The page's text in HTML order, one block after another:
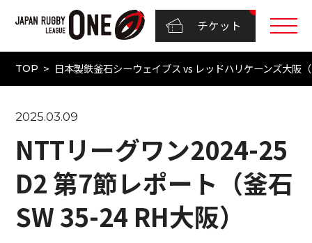
チケット
TOP 日本製鉄釜石シーウェイブス vs レッドハリケーンズ大
2025.03.09
NTTリーグワン2024-25
D2 第7節レポート（釜石
SW 35-24 RH大阪）